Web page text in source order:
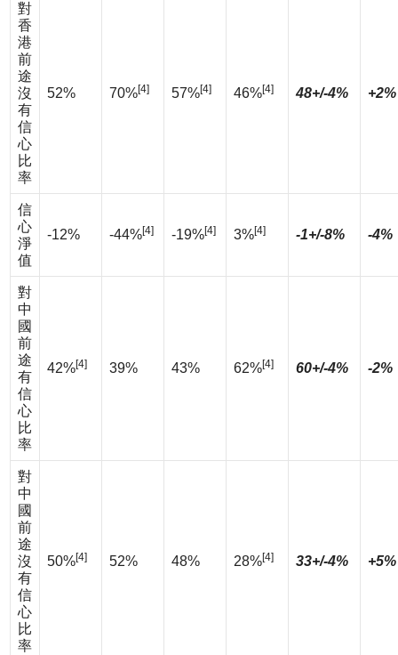
對
香
港
前
途
沒
有
信
心
比
率
52% 70%[4] 57%[4] 46%[4] 48+/-4% +2%
信
心
淨
值
-12% -44%[4] -19%[4] 3%[4] -1+/-8% -4%
對
中
國
前
途
有
信
心
比
率
42%[4] 39% 43% 62%[4] 60+/-4% -2%
對
中
國
前
途
沒
有
信
心
比
率
50%[4] 52% 48% 28%[4] 33+/-4% +5%